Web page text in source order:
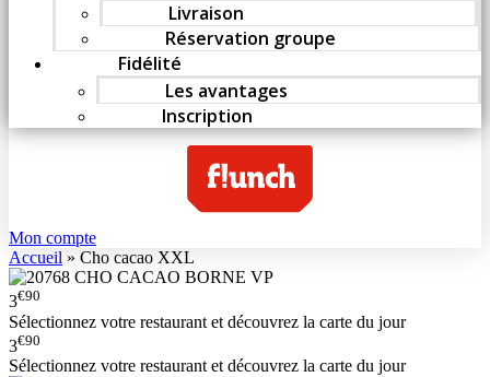
Livraison
Réservation groupe
Fidélité
Les avantages
Inscription
Mon compte
Accueil » Cho cacao XXL
3€90
Sélectionnez votre restaurant et découvrez la carte du jour
3€90
Sélectionnez votre restaurant et découvrez la carte du jour